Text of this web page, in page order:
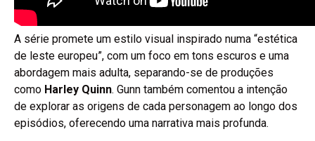
A série promete um estilo visual inspirado numa “estética
de leste europeu”, com um foco em tons escuros e uma
abordagem mais adulta, separando-se de produções
como Harley Quinn. Gunn também comentou a intenção
de explorar as origens de cada personagem ao longo dos
episódios, oferecendo uma narrativa mais profunda.